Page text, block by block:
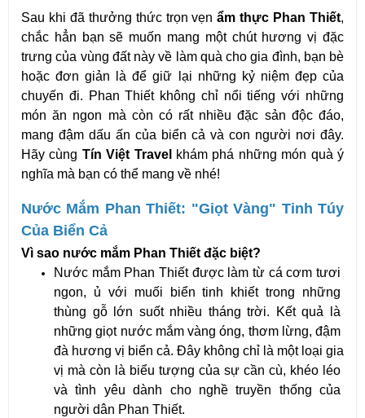
Sau khi đã thưởng thức trọn vẹn ẩm thực Phan Thiết,
chắc hẳn bạn sẽ muốn mang một chút hương vị đặc
trưng của vùng đất này về làm quà cho gia đình, bạn bè
hoặc đơn giản là để giữ lại những kỷ niệm đẹp của
chuyến đi. Phan Thiết không chỉ nổi tiếng với những
món ăn ngon mà còn có rất nhiều đặc sản độc đáo,
mang đậm dấu ấn của biển cả và con người nơi đây.
Hãy cùng Tín Việt Travel
khám phá những món quà ý
nghĩa mà bạn có thể mang về nhé!
Nước Mắm Phan Thiết: "Giọt Vàng" Tinh Túy
Của Biển Cả
Vì sao nước mắm Phan Thiết đặc biệt?
Nước mắm Phan Thiết được làm từ cá cơm tươi
ngon, ủ với muối biển tinh khiết trong những
thùng gỗ lớn suốt nhiều tháng trời. Kết quả là
những giọt nước mắm vàng óng, thơm lừng, đậm
đà hương vị biển cả. Đây không chỉ là một loại gia
vị mà còn là biểu tượng của sự cần cù, khéo léo
và tình yêu dành cho nghề truyền thống của
người dân Phan Thiết.